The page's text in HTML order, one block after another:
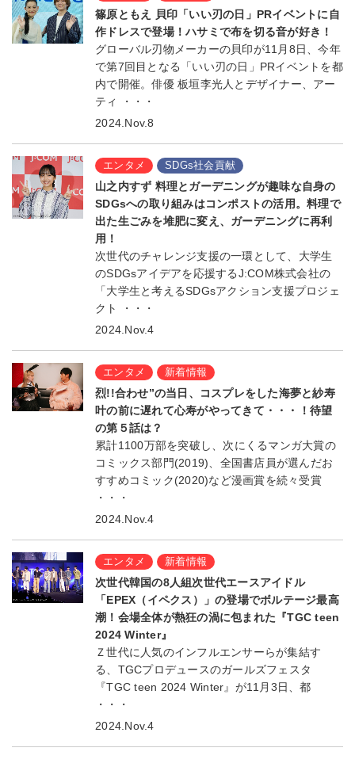
篠原ともえ 貝印「いい刃の日」PRイベントに自
作ドレスで登場！ハサミで布を切る音が好き！
グローバル刃物メーカーの貝印が11月8日、今年
で第7回目となる「いい刃の日」PRイベントを都
内で開催。俳優 板垣李光人とデザイナー、アー
ティ ・・・
2024.Nov.8
エンタメ SDGs社会貢献
山之内すず 料理とガーデニングが趣味な自身の
SDGsへの取り組みはコンポストの活用。料理で
出た生ごみを堆肥に変え、ガーデニングに再利
用！
次世代のチャレンジ支援の一環として、大学生
のSDGsアイデアを応援するJ:COM株式会社の
「大学生と考えるSDGsアクション支援プロジェ
クト ・・・
2024.Nov.4
エンタメ 新着情報
烈!!合わせ”の当日、コスプレをした海夢と紗寿
叶の前に遅れて心寿がやってきて・・・！待望
の第５話は？
累計1100万部を突破し、次にくるマンガ大賞の
コミックス部門(2019)、全国書店員が選んだお
すすめコミック(2020)など漫画賞を続々受賞
・・・
2024.Nov.4
エンタメ 新着情報
次世代韓国の8人組次世代エースアイドル
「EPEX（イペクス）」の登場でボルテージ最高
潮！会場全体が熱狂の渦に包まれた『TGC teen
2024 Winter』
Ｚ世代に人気のインフルエンサーらが集結す
る、TGCプロデュースのガールズフェスタ
『TGC teen 2024 Winter』が11月3日、都
・・・
2024.Nov.4